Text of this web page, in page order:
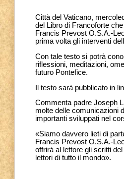
Città del Vaticano,
del Libro di Francoforte
Francis Prevost O.S.A.-
prima volta gli interventi
Con tale testo si potrà
riflessioni, meditazioni,
futuro Pontefice.
Il testo sarà pubblicato in
Commenta padre Joseph
molte delle comunicazioni
importanti sviluppati nel
«Siamo davvero lieti di
Francis Prevost O.S.A.-
offrirà al lettore gli scritti
lettori di tutto il mondo».